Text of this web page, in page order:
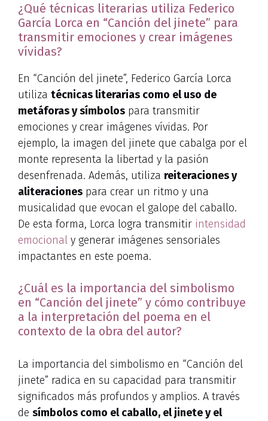
¿Qué técnicas literarias utiliza Federico
García Lorca en “Canción del jinete” para
transmitir emociones y crear imágenes
vívidas?
En “Canción del jinete”, Federico García Lorca
utiliza técnicas literarias como el uso de
metáforas y símbolos para transmitir
emociones y crear imágenes vívidas. Por
ejemplo, la imagen del jinete que cabalga por el
monte representa la libertad y la pasión
desenfrenada. Además, utiliza reiteraciones y
aliteraciones para crear un ritmo y una
musicalidad que evocan el galope del caballo.
De esta forma, Lorca logra transmitir intensidad
emocional y generar imágenes sensoriales
impactantes en este poema.
¿Cuál es la importancia del simbolismo
en “Canción del jinete” y cómo contribuye
a la interpretación del poema en el
contexto de la obra del autor?
La importancia del simbolismo en “Canción del
jinete” radica en su capacidad para transmitir
significados más profundos y amplios. A través
de símbolos como el caballo, el jinete y el